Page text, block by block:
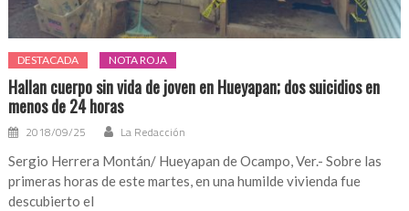
DESTACADA NOTA ROJA
Hallan cuerpo sin vida de joven en Hueyapan; dos suicidios en
menos de 24 horas
2018/09/25 La Redacción
Sergio Herrera Montán/ Hueyapan de Ocampo, Ver.- Sobre las
primeras horas de este martes, en una humilde vivienda fue
descubierto el